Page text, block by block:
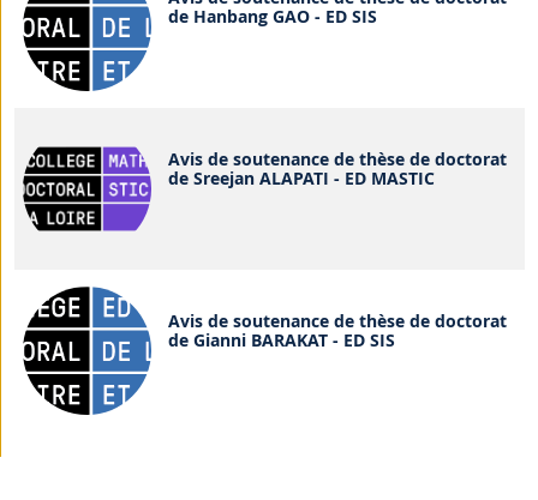
de Hanbang GAO - ED SIS
Avis de soutenance de thèse de doctorat
de Sreejan ALAPATI - ED MASTIC
Avis de soutenance de thèse de doctorat
de Gianni BARAKAT - ED SIS